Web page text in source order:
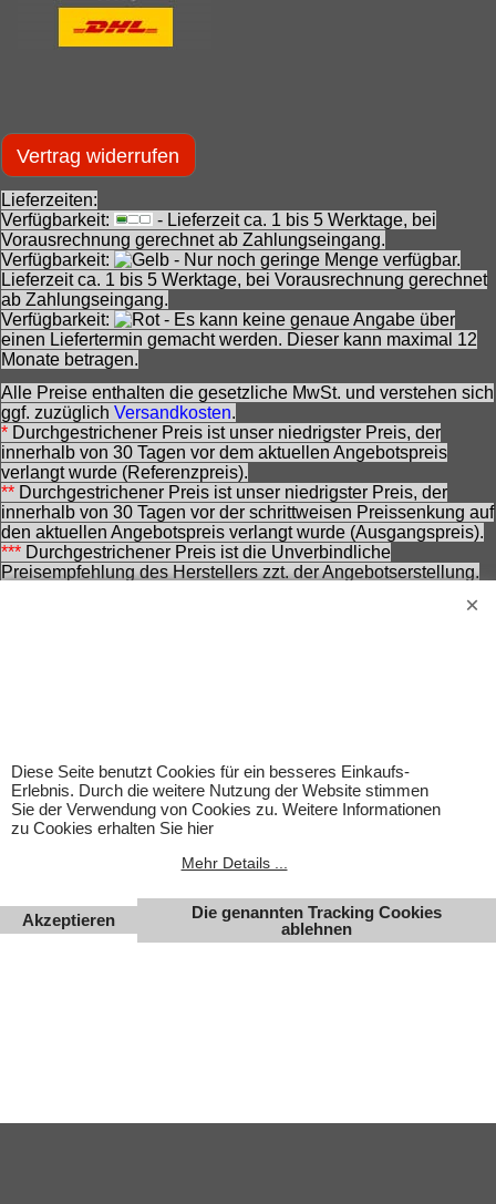
Vertrag widerrufen
Lieferzeiten:
Verfügbarkeit:
- Lieferzeit ca. 1 bis 5 Werktage, bei
Vorausrechnung gerechnet ab Zahlungseingang.
Verfügbarkeit:
- Nur noch geringe Menge verfügbar.
Lieferzeit ca. 1 bis 5 Werktage, bei Vorausrechnung gerechnet
ab Zahlungseingang.
Verfügbarkeit:
- Es kann keine genaue Angabe über
einen Liefertermin gemacht werden. Dieser kann maximal 12
Monate betragen.
Alle Preise enthalten die gesetzliche MwSt. und verstehen sich
ggf. zuzüglich Versandkosten.
* Durchgestrichener Preis ist unser niedrigster Preis, der
innerhalb von 30 Tagen vor dem aktuellen Angebotspreis
verlangt wurde (Referenzpreis).
** Durchgestrichener Preis ist unser niedrigster Preis, der
innerhalb von 30 Tagen vor der schrittweisen Preissenkung auf
den aktuellen Angebotspreis verlangt wurde (Ausgangspreis).
*** Durchgestrichener Preis ist die Unverbindliche
Preisempfehlung des Herstellers zzt. der Angebotserstellung.
Warenzeichen und Logos sind Eigentum des jeweiligen
Inhabers.
Änderungen, Irrtümer und Zwischenverkauf vorbehalten.
Diese Seite benutzt Cookies für ein besseres Einkaufs-
Erlebnis. Durch die weitere Nutzung der Website stimmen
Sie der Verwendung von Cookies zu. Weitere Informationen
zu Cookies erhalten Sie hier
Mehr Details ...
Akzeptieren
Die genannten Tracking Cookies
ablehnen